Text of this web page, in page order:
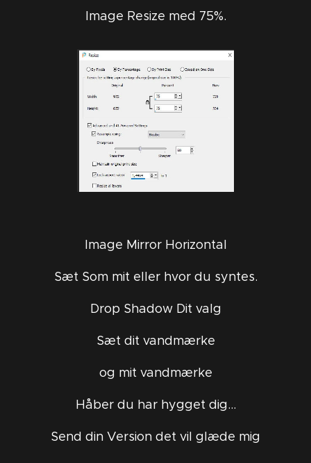
Image Resize med 75%.
Image Mirror Horizontal
Sæt Som mit eller hvor du syntes.
Drop Shadow Dit valg
Sæt dit vandmærke
og mit vandmærke
Håber du har hygget dig...
Send din Version det vil glæde mig